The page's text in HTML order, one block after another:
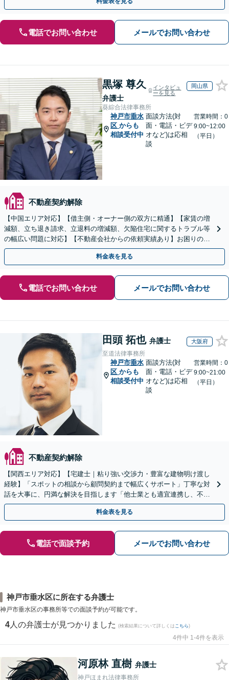
電話でお問い合わせ メールでお問い合わせ
黒塚 尊久
弁護士
インタビュ
ーを見る
岡山県
葵綜合法律事務所
神戸市垂水
区 からも
相談受付中
面談方法(対
面・電話・ビデ
オなど)は応相
談
営業時間：0
9:00~12:00
（平日）
不動産契約解除
【中国エリア対応】【借主側・オーナー側の双方に精通】【家賃の増
減額、立ち退き請求、立退料の増減額、欠陥住宅に関するトラブル等
の幅広い問題に対応】【不動産会社からの依頼実績あり】お困りの際
はご連絡ください。迅速かつ丁寧に対応いたします。
料金表を見る
電話でお問い合わせ メールでお問い合わせ
田頭 拓也 弁護士 大阪府
至道法律事務所
神戸市垂水
区 からも
相談受付中
面談方法(対
面・電話・ビデ
オなど)は応相
談
営業時間：0
9:00~21:00
（平日）
不動産契約解除
【関西エリア対応】【宅建士｜粘り強い交渉力・豊富な建物明け渡し
経験】「スポットの相談から顧問契約まで幅広くサポート」丁寧な対
話を大事に、円満な解決を目指します「他士業とも適宜連携し、不動
産経営者さまに法的観点から戦略的なアドバイスを提供」
料金表を見る
電話で面談予約 メールでお問い合わせ
神戸市垂水区に所在する弁護士
神戸市垂水区の事務所等での面談予約が可能です。
4 人の弁護士が見つかりました (検索結果について詳しくは こちら)
4件中 1-4件を表示
河原林 直樹 弁護士
神戸ほまれ法律事務所